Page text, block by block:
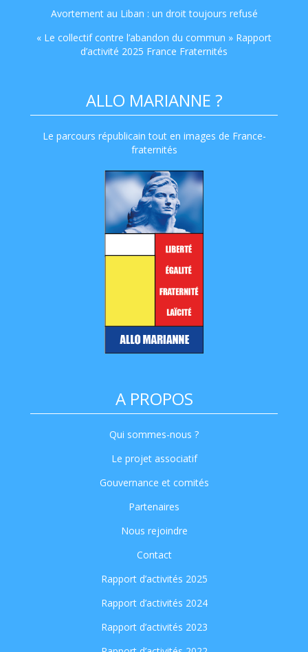
Avortement au Liban : un droit toujours refusé
« Le collectif contre l’abandon du commun » Rapport
d’activité 2025 France Fraternités
ALLO MARIANNE ?
Le parcours républicain tout en images de France-
fraternités
A PROPOS
Qui sommes-nous ?
Le projet associatif
Gouvernance et comités
Partenaires
Nous rejoindre
Contact
Rapport d’activités 2025
Rapport d’activités 2024
Rapport d’activités 2023